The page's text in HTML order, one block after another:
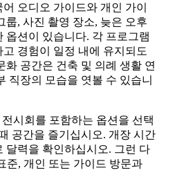
오디오 가이드와 개인 가이
룹, 사진 촬영 장소, 늦은 오후
옵션이 있습니다. 각 프로그램
경험이 일정 내에 유지되도
화 공간은 건축 및 의례 생활 연
직장의 모습을 엿볼 수 있습니
시회를 포함하는 옵션을 선택
공간을 즐기십시오. 개장 시간
달력을 확인하십시오. 그런 다
준, 개인 또는 가이드 방문과